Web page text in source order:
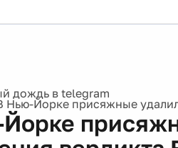
Нью-Йорке присяжные